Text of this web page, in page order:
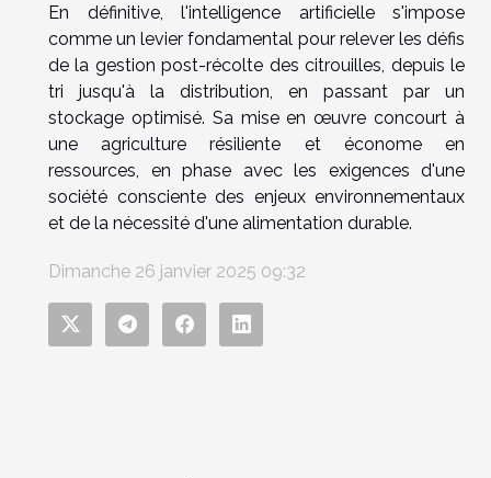
En définitive, l'intelligence artificielle s'impose
comme un levier fondamental pour relever les défis
de la gestion post-récolte des citrouilles, depuis le
tri jusqu'à la distribution, en passant par un
stockage optimisé. Sa mise en œuvre concourt à
une agriculture résiliente et économe en
ressources, en phase avec les exigences d'une
société consciente des enjeux environnementaux
et de la nécessité d'une alimentation durable.
Dimanche 26 janvier 2025 09:32